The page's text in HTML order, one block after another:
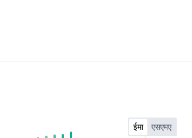
ईमा एसएमए